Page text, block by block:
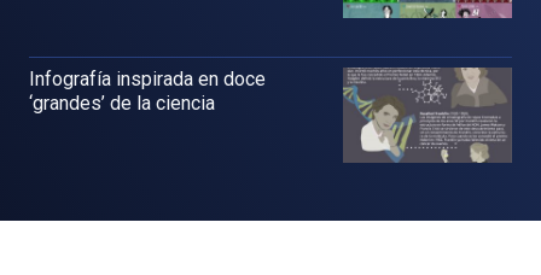
Infografía inspirada en doce
‘grandes’ de la ciencia